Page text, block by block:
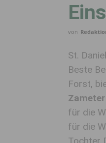
von
St.
Beste
Forst,
Zameter
für die
für die